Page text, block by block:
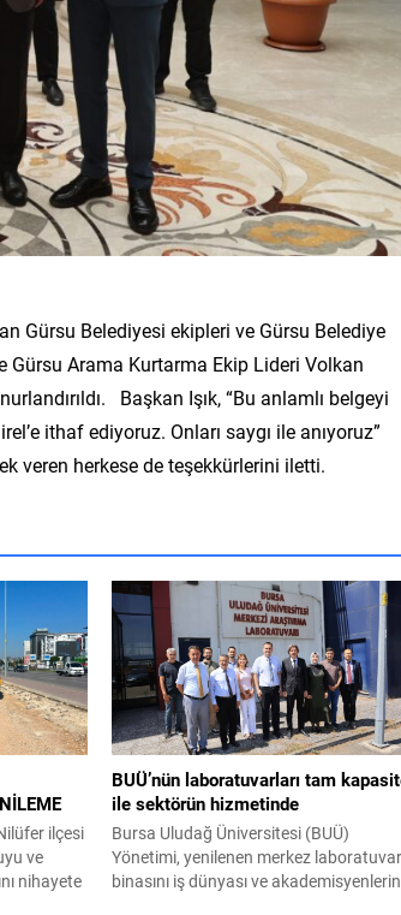
Gürsu Belediyesi ekipleri ve Gürsu Belediye
Gürsu Arama Kurtarma Ekip Lideri Volkan
Başkan Işık, “Bu anlamlı belgeyi
ithaf ediyoruz. Onları saygı ile anıyoruz”
veren herkese de teşekkürlerini iletti.
ilçesi
ve
nihayete
BUÜ’nün laboratuvarları tam
ile sektörün hizmetinde
Bursa Uludağ Üniversitesi (BUÜ)
Yönetimi, yenilenen merkez
binasını iş dünyası ve akademisyenlerin